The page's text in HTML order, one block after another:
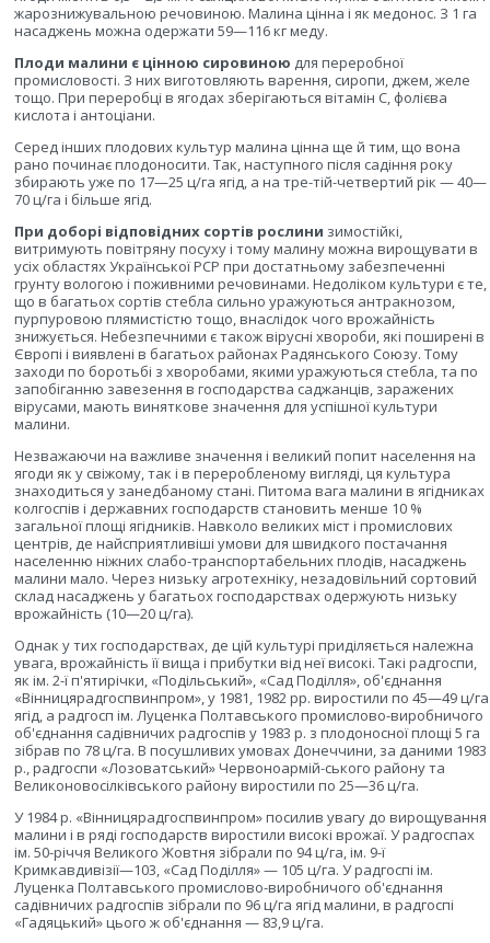
жарознижувальною речовиною. Малина цінна і як медонос. З 1 га
насаджень можна одержати 59—116 кг меду.
Плоди малини є цінною сировиною для переробної
промисловості. З них виготовляють варення, сиропи, джем, желе
тощо. При переробці в ягодах зберігаються вітамін С, фолієва
кислота і антоціани.
Серед інших плодових культур малина цінна ще й тим, що вона
рано починає плодоносити. Так, наступного після садіння року
збирають уже по 17—25 ц/га ягід, а на тре-тій-четвертий рік — 40—
70 ц/га і більше ягід.
При доборі відповідних сортів рослини зимостійкі,
витримують повітряну посуху і тому малину можна вирощувати в
усіх областях Української РСР при достатньому забезпеченні
грунту вологою і поживними речовинами. Недоліком культури є те,
що в багатьох сортів стебла сильно уражуються антракнозом,
пурпуровою плямистістю тощо, внаслідок чого врожайність
знижується. Небезпечними є також вірусні хвороби, які поширені в
Європі і виявлені в багатьох районах Радянського Союзу. Тому
заходи по боротьбі з хворобами, якими уражуються стебла, та по
запобіганню завезення в господарства саджанців, заражених
вірусами, мають виняткове значення для успішної культури
малини.
Незважаючи на важливе значення і великий попит населення на
ягоди як у свіжому, так і в переробленому вигляді, ця культура
знаходиться у занедбаному стані. Питома вага малини в ягідниках
колгоспів і державних господарств становить менше 10 %
загальної площі ягідників. Навколо великих міст і промислових
центрів, де найсприятливіші умови для швидкого постачання
населенню ніжних слабо-транспортабельних плодів, насаджень
малини мало. Через низьку агротехніку, незадовільний сортовий
склад насаджень у багатьох господарствах одержують низьку
врожайність (10—20 ц/га).
Однак у тих господарствах, де цій культурі приділяється належна
увага, врожайність її вища і прибутки від неї високі. Такі радгоспи,
як ім. 2-ї п'ятирічки, «Подільський», «Сад Поділля», об'єднання
«Вінницярадгоспвинпром», у 1981, 1982 рр. виростили по 45—49 ц/га
ягід, а радгосп ім. Луценка Полтавського промислово-виробничого
об'єднання садівничих радгоспів у 1983 р. з плодоносної площі 5 га
зібрав по 78 ц/га. В посушливих умовах Донеччини, за даними 1983
р., радгоспи «Лозоватський» Червоноармій-ського району та
Великоновосілківського району виростили по 25—36 ц/га.
У 1984 р. «Вінницярадгоспвинпром» посилив увагу до вирощування
малини і в ряді господарств виростили високі врожаї. У радгоспах
ім. 50-річчя Великого Жовтня зібрали по 94 ц/га, ім. 9-ї
Кримкавдивізії—103, «Сад Поділля» — 105 ц/га. У радгоспі ім.
Луценка Полтавського промислово-виробничого об'єднання
садівничих радгоспів зібрали по 96 ц/га ягід малини, в радгоспі
«Гадяцький» цього ж об'єднання — 83,9 ц/га.